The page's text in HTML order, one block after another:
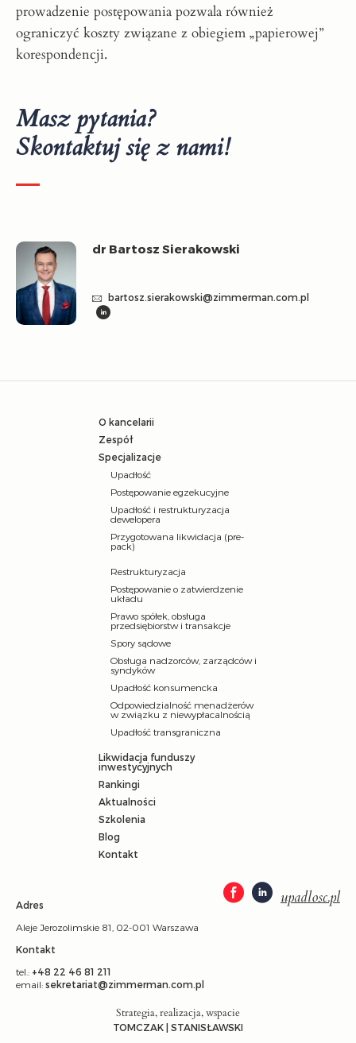
prowadzenie postępowania pozwala również
ograniczyć koszty związane z obiegiem „papierowej”
korespondencji.
Masz pytania?
Skontaktuj się z nami!
dr Bartosz Sierakowski
bartosz.sierakowski@zimmerman.com.pl
O kancelarii
Zespół
Specjalizacje
Upadłość
Postępowanie egzekucyjne
Upadłość i restrukturyzacja
dewelopera
Przygotowana likwidacja (pre-
pack)
Restrukturyzacja
Postępowanie o zatwierdzenie
układu
Prawo spółek, obsługa
przedsiębiorstw i transakcje
Spory sądowe
Obsługa nadzorców, zarządców i
syndyków
Upadłość konsumencka
Odpowiedzialność menadżerów
w związku z niewypłacalnością
Upadłość transgraniczna
Likwidacja funduszy
inwestycyjnych
Rankingi
Aktualności
Szkolenia
Blog
Kontakt
upadlosc.pl
Adres
Aleje Jerozolimskie 81, 02-001 Warszawa
Kontakt
tel.: +48 22 46 81 211
email: sekretariat@zimmerman.com.pl
Strategia, realizacja, wspacie
TOMCZAK | STANISŁAWSKI